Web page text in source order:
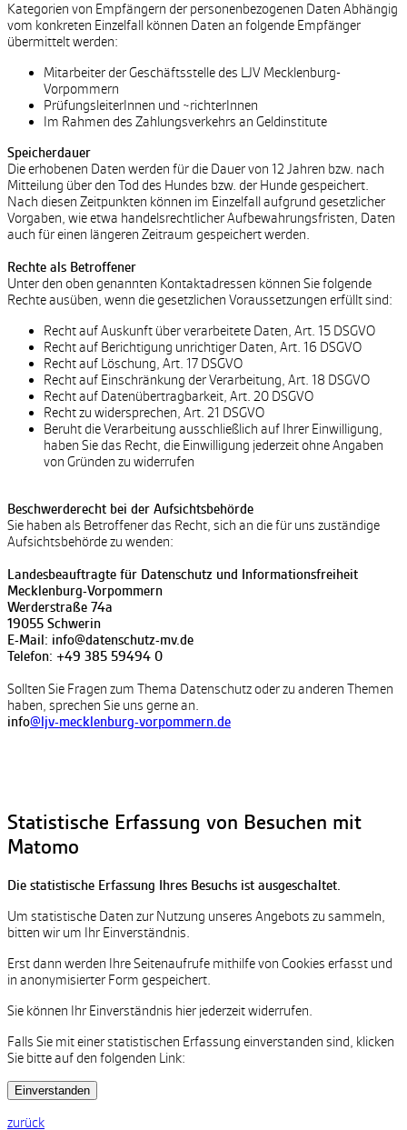
Kategorien von Empfängern der personenbezogenen Daten Abhängig
vom konkreten Einzelfall können Daten an folgende Empfänger
übermittelt werden:
Mitarbeiter der Geschäftsstelle des LJV Mecklenburg-
Vorpommern
PrüfungsleiterInnen und ~richterInnen
Im Rahmen des Zahlungsverkehrs an Geldinstitute
Speicherdauer
Die erhobenen Daten werden für die Dauer von 12 Jahren bzw. nach
Mitteilung über den Tod des Hundes bzw. der Hunde gespeichert.
Nach diesen Zeitpunkten können im Einzelfall aufgrund gesetzlicher
Vorgaben, wie etwa handelsrechtlicher Aufbewahrungsfristen, Daten
auch für einen längeren Zeitraum gespeichert werden.
Rechte als Betroffener
Unter den oben genannten Kontaktadressen können Sie folgende
Rechte ausüben, wenn die gesetzlichen Voraussetzungen erfüllt sind:
Recht auf Auskunft über verarbeitete Daten, Art. 15 DSGVO
Recht auf Berichtigung unrichtiger Daten, Art. 16 DSGVO
Recht auf Löschung, Art. 17 DSGVO
Recht auf Einschränkung der Verarbeitung, Art. 18 DSGVO
Recht auf Datenübertragbarkeit, Art. 20 DSGVO
Recht zu widersprechen, Art. 21 DSGVO
Beruht die Verarbeitung ausschließlich auf Ihrer Einwilligung,
haben Sie das Recht, die Einwilligung jederzeit ohne Angaben
von Gründen zu widerrufen
Beschwerderecht bei der Aufsichtsbehörde
Sie haben als Betroffener das Recht, sich an die für uns zuständige
Aufsichtsbehörde zu wenden:
Landesbeauftragte für Datenschutz und Informationsfreiheit
Mecklenburg-Vorpommern
Werderstraße 74a
19055 Schwerin
E-Mail: info@datenschutz-mv.de
Telefon: +49 385 59494 0
Sollten Sie Fragen zum Thema Datenschutz oder zu anderen Themen
haben, sprechen Sie uns gerne an.
info@ljv-mecklenburg-vorpommern.de
Statistische Erfassung von Besuchen mit
Matomo
Die statistische Erfassung Ihres Besuchs ist ausgeschaltet.
Um statistische Daten zur Nutzung unseres Angebots zu sammeln,
bitten wir um Ihr Einverständnis.
Erst dann werden Ihre Seitenaufrufe mithilfe von Cookies erfasst und
in anonymisierter Form gespeichert.
Sie können Ihr Einverständnis hier jederzeit widerrufen.
Falls Sie mit einer statistischen Erfassung einverstanden sind, klicken
Sie bitte auf den folgenden Link:
Einverstanden
zurück